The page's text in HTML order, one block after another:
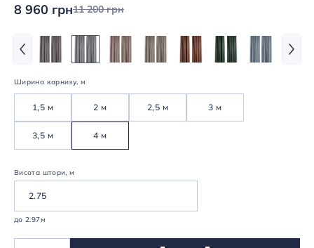
8 960 грн11 200 грн
Ширина карнизу, м
1,5 м 2 м 2,5 м 3 м
3,5 м 4 м
Висота штори, м
до 2.97м